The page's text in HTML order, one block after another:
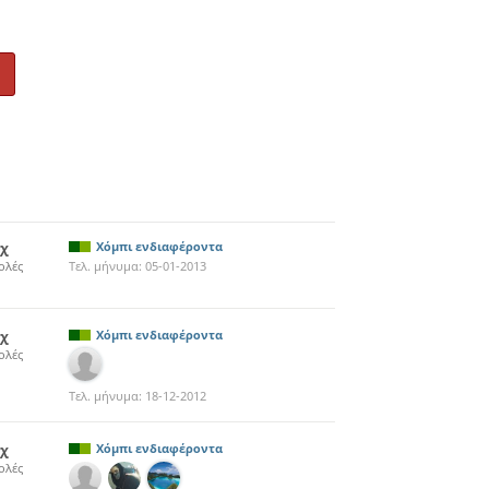
Χόμπι ενδιαφέροντα
Τελ. μήνυμα: 05-01-2013
Χόμπι ενδιαφέροντα
Τελ. μήνυμα: 18-12-2012
Χόμπι ενδιαφέροντα